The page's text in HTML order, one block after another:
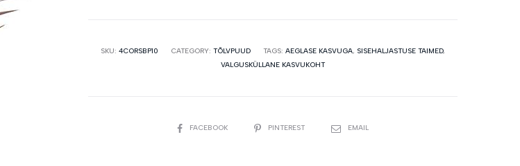
SKU: 4CORSBP10 CATEGORY: TÕLVPUUD TAGS: AEGLASE KASVUGA, SISEHALJASTUSE TAIMED,
VALGUSKÜLLANE KASVUKOHT
SHAREFACEBOOK PINTEREST EMAIL